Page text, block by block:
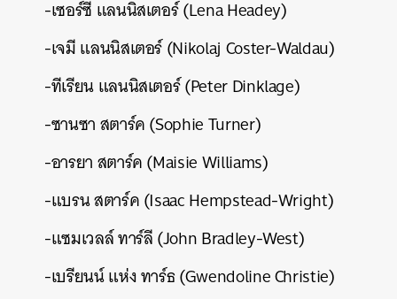
-เซอร์ซี แลนนิสเตอร์ (Lena Headey)
-เจมี แลนนิสเตอร์ (Nikolaj Coster-Waldau)
-ทีเรียน แลนนิสเตอร์ (Peter Dinklage)
-ซานซา สตาร์ค (Sophie Turner)
-อารยา สตาร์ค (Maisie Williams)
-แบรน สตาร์ค (Isaac Hempstead-Wright)
-แซมเวลล์ ทาร์ลี (John Bradley-West)
-เบรียนน์ แห่ง ทาร์ธ (Gwendoline Christie)